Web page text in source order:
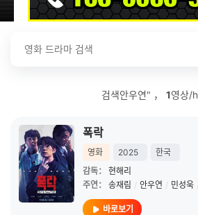
검색안우연" ， 1영상/
폭락
영화 2025
한국
감독：
현해리
주연：
송재림 / 안우연 / 민성욱
바로보기